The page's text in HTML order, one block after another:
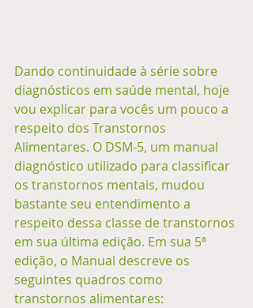
Dando continuidade à série sobre
diagnósticos em saúde mental, hoje
vou explicar para vocês um pouco a
respeito dos Transtornos
Alimentares. O DSM-5, um manual
diagnóstico utilizado para classificar
os transtornos mentais, mudou
bastante seu entendimento a
respeito dessa classe de transtornos
em sua última edição. Em sua 5ª
edição, o Manual descreve os
seguintes quadros como
transtornos alimentares: